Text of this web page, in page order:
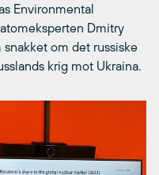
Environmental
Dmitry
om det russiske
krig mot Ukraina.